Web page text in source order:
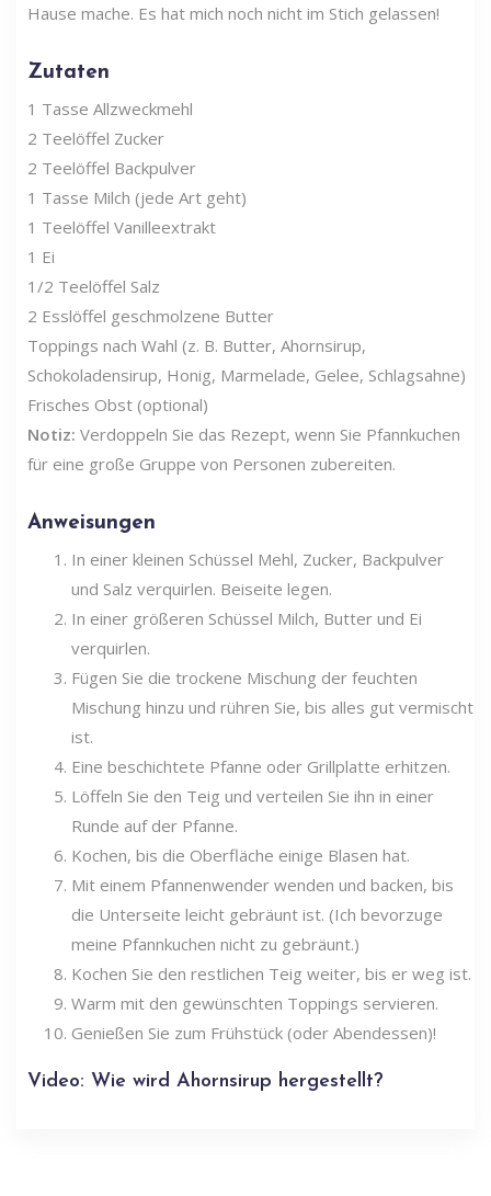
Hause mache. Es hat mich noch nicht im Stich gelassen!
Zutaten
1 Tasse Allzweckmehl
2 Teelöffel Zucker
2 Teelöffel Backpulver
1 Tasse Milch (jede Art geht)
1 Teelöffel Vanilleextrakt
1 Ei
1/2 Teelöffel Salz
2 Esslöffel geschmolzene Butter
Toppings nach Wahl (z. B. Butter, Ahornsirup,
Schokoladensirup, Honig, Marmelade, Gelee, Schlagsahne)
Frisches Obst (optional)
Notiz: Verdoppeln Sie das Rezept, wenn Sie Pfannkuchen
für eine große Gruppe von Personen zubereiten.
Anweisungen
In einer kleinen Schüssel Mehl, Zucker, Backpulver
und Salz verquirlen. Beiseite legen.
In einer größeren Schüssel Milch, Butter und Ei
verquirlen.
Fügen Sie die trockene Mischung der feuchten
Mischung hinzu und rühren Sie, bis alles gut vermischt
ist.
Eine beschichtete Pfanne oder Grillplatte erhitzen.
Löffeln Sie den Teig und verteilen Sie ihn in einer
Runde auf der Pfanne.
Kochen, bis die Oberfläche einige Blasen hat.
Mit einem Pfannenwender wenden und backen, bis
die Unterseite leicht gebräunt ist. (Ich bevorzuge
meine Pfannkuchen nicht zu gebräunt.)
Kochen Sie den restlichen Teig weiter, bis er weg ist.
Warm mit den gewünschten Toppings servieren.
Genießen Sie zum Frühstück (oder Abendessen)!
Video: Wie wird Ahornsirup hergestellt?